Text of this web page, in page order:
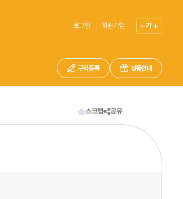
로그인 회원가입 가
구직 등록 상품안내
스크랩 공유